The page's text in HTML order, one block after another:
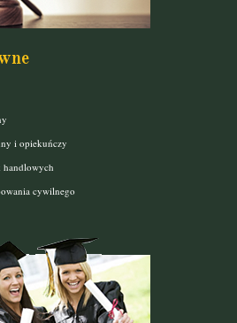
i opiekuńczy
handlowych
cywilnego